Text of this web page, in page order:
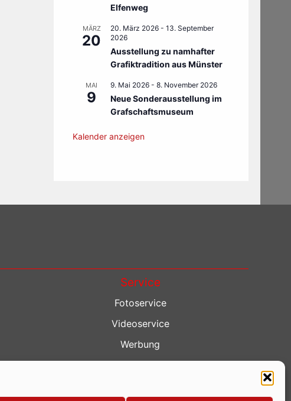
Elfenweg
MÄRZ
20
20. März 2026 - 13. September
2026
Ausstellung zu namhafter
Grafiktradition aus Münster
MAI
9
9. Mai 2026 - 8. November 2026
Neue Sonderausstellung im
Grafschaftsmuseum
Kalender anzeigen
Service
Fotoservice
Videoservice
Werbung